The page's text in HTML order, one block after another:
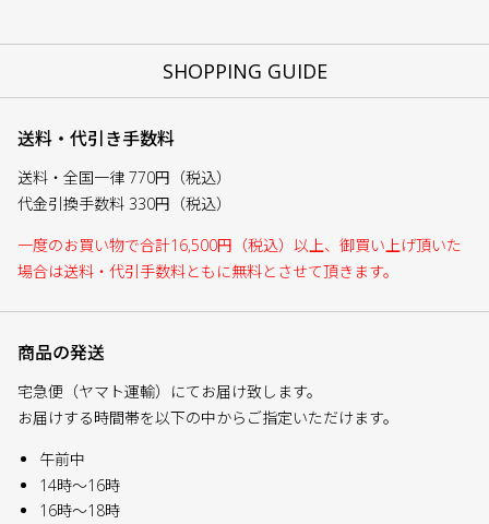
SHOPPING GUIDE
送料・代引き手数料
送料・全国一律 770円（税込）
代金引換手数料 330円（税込）
一度のお買い物で合計16,500円（税込）以上、御買い上げ頂いた
場合は送料・代引手数料ともに無料とさせて頂きます。
商品の発送
宅急便（ヤマト運輸）にてお届け致します。
お届けする時間帯を以下の中からご指定いただけます。
午前中
14時～16時
16時～18時